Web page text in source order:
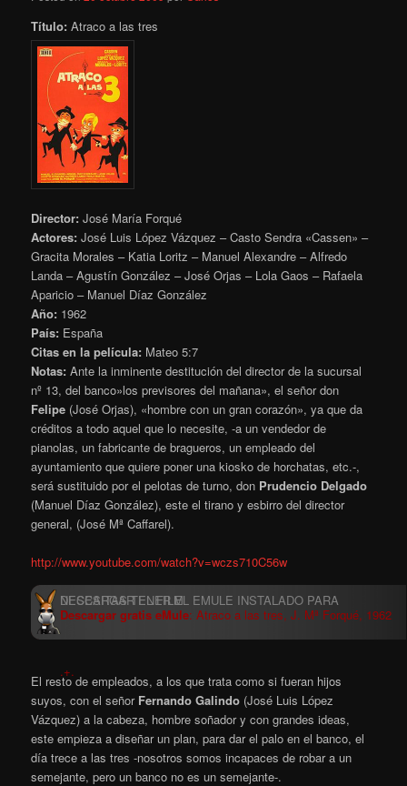
Título: Atraco a las tres
Director: José María Forqué
Actores: José Luis López Vázquez – Casto Sendra «Cassen» –
Gracita Morales – Katia Loritz – Manuel Alexandre – Alfredo
Landa – Agustín González – José Orjas – Lola Gaos – Rafaela
Aparicio – Manuel Díaz González
Año: 1962
País: España
Citas en la película: Mateo 5:7
Notas:Ante la inminente destitución del director de la sucursal
nº 13, del banco»los previsores del mañana», el señor don
Felipe (José Orjas), «hombre con un gran corazón», ya que da
créditos a todo aquel que lo necesite, -a un vendedor de
pianolas, un fabricante de bragueros, un empleado del
ayuntamiento que quiere poner una kiosko de horchatas, etc.-,
será sustituido por el pelotas de turno, don Prudencio Delgado
(Manuel Díaz González), este el tirano y esbirro del director
general, (José Mª Caffarel).
http://www.youtube.com/watch?v=wczs710C56w
Descargar gratis eMule: Atraco a las tres, J. Mª Forqué, 1962
.+.
El resto de empleados, a los que trata como si fueran hijos
suyos, con el señor Fernando Galindo (José Luis López
Vázquez) a la cabeza, hombre soñador y con grandes ideas,
este empieza a diseñar un plan, para dar el palo en el banco, el
día trece a las tres -nosotros somos incapaces de robar a un
semejante, pero un banco no es un semejante-.